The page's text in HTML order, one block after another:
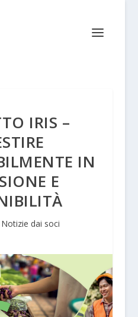
IRIS –
IN
E
Notizie dai soci